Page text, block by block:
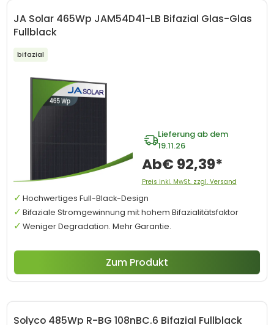
JA Solar 465Wp JAM54D41-LB Bifazial Glas-Glas
Fullblack
bifazial
Lieferung ab dem
19.11.26
Ab€ 92,39*
Preis inkl. MwSt. zzgl. Versand
Hochwertiges Full-Black-Design
Bifaziale Stromgewinnung mit hohem Bifazialitätsfaktor
Weniger Degradation. Mehr Garantie.
Zum Produkt
Solyco 485Wp R-BG 108nBC.6 Bifazial Fullblack